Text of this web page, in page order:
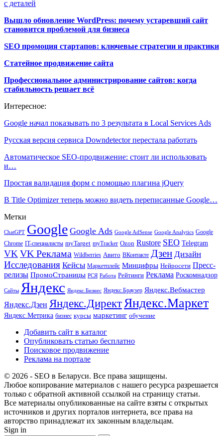
с деталей
Вышло обновление WordPress: почему устаревший сайт
становится проблемой для бизнеса
SEO промоция стартапов: ключевые стратегии и практики
Статейное продвижение сайта
Профессиональное администрирование сайтов: когда
стабильность решает всё
Интересное:
Google начал показывать по 3 результата в Local Services Ads
Русская версия сервиса Downdetector перестала работать
Автоматическое SEO-продвижение: стоит ли использовать
и…
Простая валидация форм с помощью плагина jQuery
В Title Optimizer теперь можно видеть переписанные Google…
Метки
ChatGPT Google Google Ads Google AdSense Google Analytics Google
Chrome IT-специалисты myTarget myTracker Ozon Rustore SEO Telegram
VK VK Реклама Wildberries Авито ВКонтакте Дзен Дизайн
Исследования Кейсы Маркетплейс Минцифры Нейросети Пресс-
релизы ПромоСтраницы РСЯ Работа Рейтинги Реклама Роскомнадзор
Сайты Яндекс Яндекс.Бизнес Яндекс.Браузер Яндекс.Вебмастер
Яндекс.Дзен Яндекс.ДиректЯндекс.Маркет
Яндекс.Метрика бизнес курсы маркетинг обучение
Добавить сайт в каталог
Опубликовать статью бесплатно
Поисковое продвижение
Реклама на портале
© 2026 - SEO в Беларуси. Все права защищены.
Любое копирование материалов с нашего ресурса разрешается
только с обратной активной ссылкой на страницу статьи.
Все материалы опубликованные на сайте взяты с открытых
источников и других порталов интернета, все права на
авторство принадлежат их законным владельцам.
Sign in